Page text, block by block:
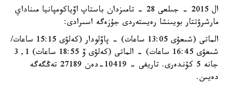
ال 2015 - جىلعى 28 - تامىزدان باستاپ اۆياكومپانيا مىناداي
مارشرۋتتار بويىنشا رەيستەردى جۇزەگە اسىرادى:
الماتى (شىعۋى 13:05 ساعات) - پاۆلودار (كەلۋى 15:15 ساعات/
شىعۋى 16:45 ساعات) - الماتى (كەلۋى ۆ 18:55 ساعات) 1, 3
جانە 5 كۇندەرى. تاريفى - 10419-دەن 27189 تەڭگەگە
دەيىن.